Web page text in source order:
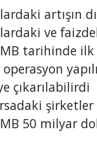
artışın
ve
tarihinde
operasyon
çıkarılabilirdi
50 milyar